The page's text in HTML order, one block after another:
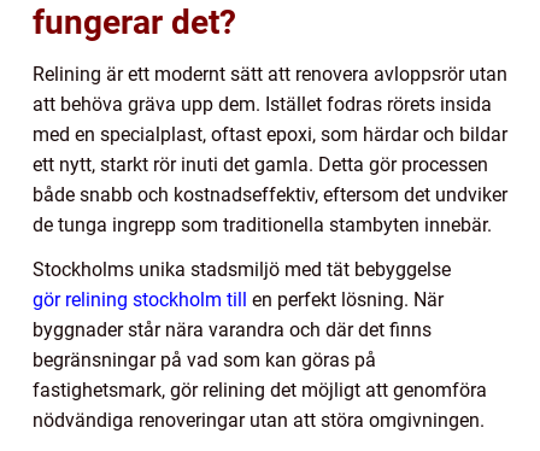
fungerar det?
Relining är ett modernt sätt att renovera avloppsrör utan
att behöva gräva upp dem. Istället fodras rörets insida
med en specialplast, oftast epoxi, som härdar och bildar
ett nytt, starkt rör inuti det gamla. Detta gör processen
både snabb och kostnadseffektiv, eftersom det undviker
de tunga ingrepp som traditionella stambyten innebär.
Stockholms unika stadsmiljö med tät bebyggelse
gör relining stockholm till en perfekt lösning. När
byggnader står nära varandra och där det finns
begränsningar på vad som kan göras på
fastighetsmark, gör relining det möjligt att genomföra
nödvändiga renoveringar utan att störa omgivningen.